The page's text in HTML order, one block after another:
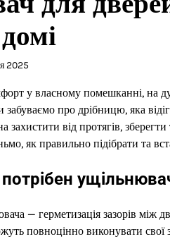
2025
у власному помешканні, на
про дрібницю, яка
захистити від протягів,
як правильно підібрати та
— герметизація зазорів між
повноцінно виконувати свої